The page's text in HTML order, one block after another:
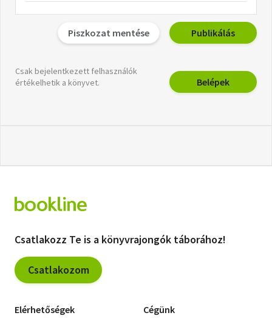
Piszkozat mentése Publikálás
Csak bejelentkezett felhasználók
értékelhetik a könyvet.
Belépek
Csatlakozz Te is a könyvrajongók táborához!
Csatlakozom
Elérhetőségek Cégünk